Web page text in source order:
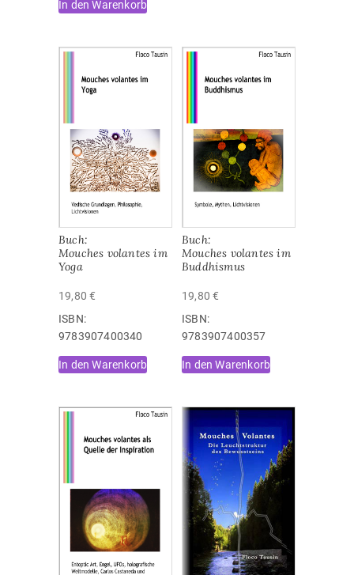
In den Warenkorb
Buch:
Mouches volantes im
Yoga
19,80€
ISBN:
‎9783907400340
In den Warenkorb
Buch:
Mouches volantes im
Buddhismus
19,80€
ISBN:
‎9783907400357
In den Warenkorb